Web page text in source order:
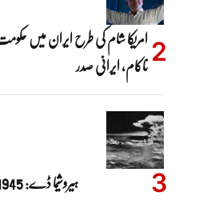
امریکا شام کی طرح ایران میں
ناکام، ایرانی صدر
ہیروشیما ڈے: 1945 کے ایٹم بم حملے کی یاد